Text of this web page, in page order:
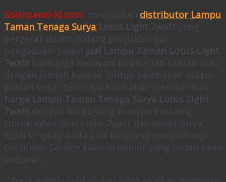
Solarpanel-id.com merupakan distributor Lampu
Taman Tenaga Surya Lotus Light 7watt yang
bergerak dalam bidang penjualan dan
pengadaan. Selain jual Lampu Taman Lotus Light
7watt kami juga melayani pembelian satuan atau
dengan jumlah banyak. Untuk pembelian dalam
jumlah besar tentunya kami akan memberikan
harga Lampu Taman Tenaga Surya Lotus Light
7watt dengan harga yang mampu bersaing.
Untuk info Lotus Light 7watt dan panel surya
lebih lengkap anda bisa langsung menhubungi
Costumer Service kami di nomor yang sudah kami
sediakan.